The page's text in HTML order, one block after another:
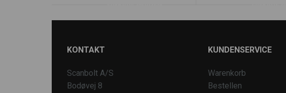
KONTAKT
Scanbolt A/S
Bodøvej 8
KUNDENSERVICE
Warenkorb
Bestellen